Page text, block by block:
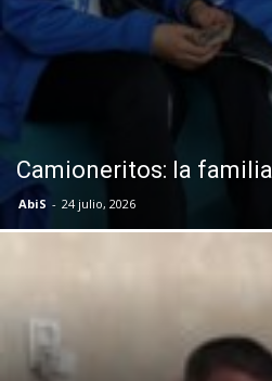
Camioneritos: la
AbiS - 24 julio, 2026